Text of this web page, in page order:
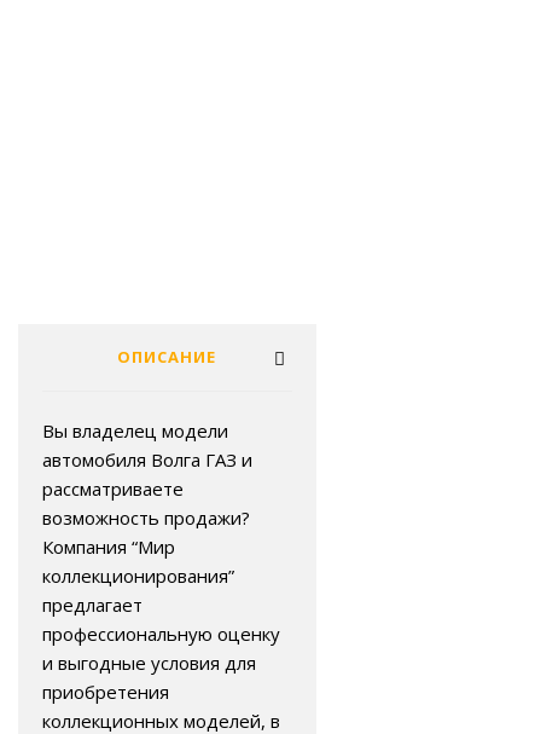
ОПИСАНИЕ
Вы владелец модели
автомобиля Волга ГАЗ и
рассматриваете
возможность продажи?
Компания “Мир
коллекционирования”
предлагает
профессиональную оценку
и выгодные условия для
приобретения
коллекционных моделей, в